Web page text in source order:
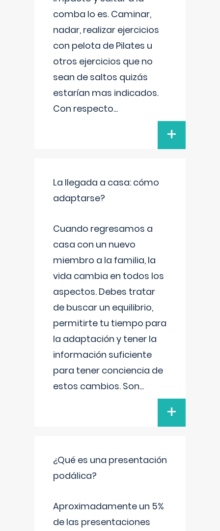
comba lo es. Caminar,
nadar, realizar ejercicios
con pelota de Pilates u
otros ejercicios que no
sean de saltos quizás
estarían mas indicados.
Con respecto...
+
La llegada a casa: cómo
adaptarse?
Cuando regresamos a
casa con un nuevo
miembro a la familia, la
vida cambia en todos los
aspectos. Debes tratar
de buscar un equilibrio,
permitirte tu tiempo para
la adaptación y tener la
información suficiente
para tener conciencia de
estos cambios. Son...
+
¿Qué es una presentación
podálica?
Aproximadamente un 5%
de las presentaciones